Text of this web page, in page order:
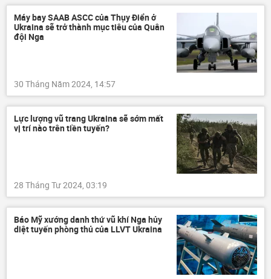
Máy bay SAAB ASCC của Thụy Điển ở
Ukraina sẽ trở thành mục tiêu của Quân
đội Nga
30 Tháng Năm 2024, 14:57
Lực lượng vũ trang Ukraina sẽ sớm mất
vị trí nào trên tiền tuyến?
28 Tháng Tư 2024, 03:19
Báo Mỹ xướng danh thứ vũ khí Nga hủy
diệt tuyến phòng thủ của LLVT Ukraina